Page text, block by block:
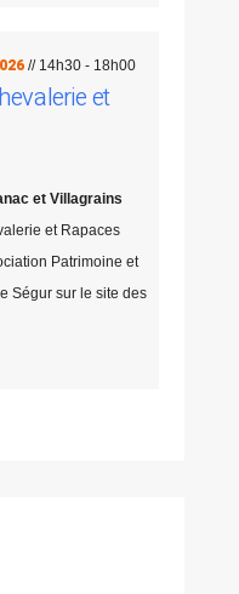
// 14h30 - 18h00
et
et Villagrains
et Rapaces
Patrimoine et
Ségur sur le site des